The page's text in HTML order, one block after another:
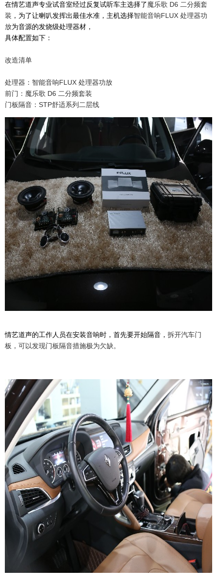
在情艺道声专业试音室经过反复试听车主选择了魔乐歌 D6 二分频套
装 ，为了让喇叭发挥出最佳水准，主机选择智能音响FLUX 处理器功
放为音源的发烧级处理器材，
具体配置如下：
改造清单
处理器：智能音响FLUX 处理器功放
前门：魔乐歌 D6 二分频套装
门板隔音：STP舒适系列二层线
情艺道声的工作人员在安装音响时，首先要开始隔音， 拆开汽车门
板，可以发现门板隔音措施极为欠缺。